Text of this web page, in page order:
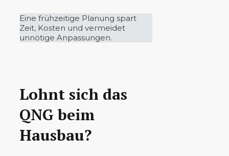
Eine frühzeitige Planung spart
Zeit, Kosten und vermeidet
unnötige Anpassungen.
Lohnt sich das
QNG beim
Hausbau?